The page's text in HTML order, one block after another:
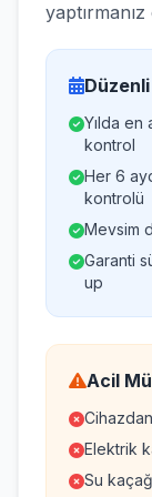
Düzenli
Yılda
kontrol
Her 6
kontrolü
Mevsim
Garanti
up
Acil
Elektrik
Su